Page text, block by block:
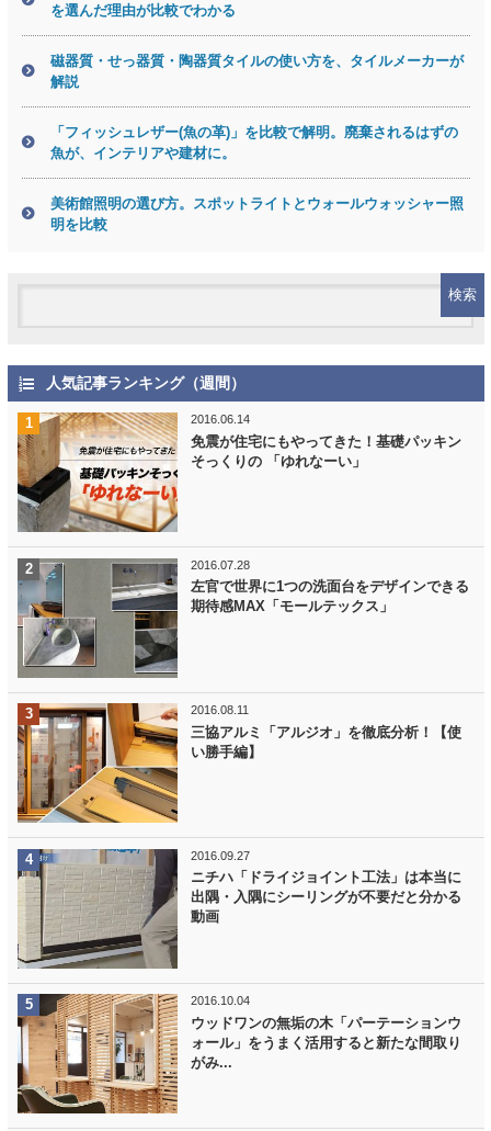
を選んだ理由が比較でわかる
磁器質・せっ器質・陶器質タイルの使い方を、タイルメーカーが
解説
「フィッシュレザー(魚の革)」を比較で解明。廃棄されるはずの
魚が、インテリアや建材に。
美術館照明の選び方。スポットライトとウォールウォッシャー照
明を比較
人気記事ランキング（週間）
2016.06.14
免震が住宅にもやってきた！基礎パッキン
そっくりの 「ゆれなーい」
2016.07.28
左官で世界に1つの洗面台をデザインできる
期待感MAX「モールテックス」
2016.08.11
三協アルミ「アルジオ」を徹底分析！【使
い勝手編】
2016.09.27
ニチハ「ドライジョイント工法」は本当に
出隅・入隅にシーリングが不要だと分かる
動画
2016.10.04
ウッドワンの無垢の木「パーテーションウ
ォール」をうまく活用すると新たな間取り
がみ...